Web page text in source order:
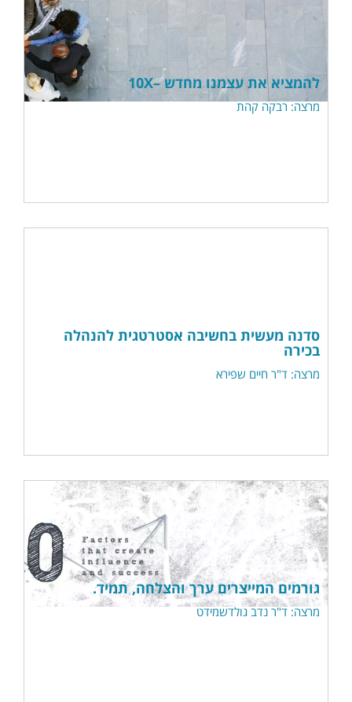
להמציא את עצמנו מחדש –10X
מרצה: רבקה קהת
סדנה מעשית בחשיבה אסטרטגית להנהלה
בכירה
מרצה: ד"ר חיים שפירא
גורמים המייצרים ערך והצלחה, תמיד.
מרצה: ד"ר נדב גולדשמידט